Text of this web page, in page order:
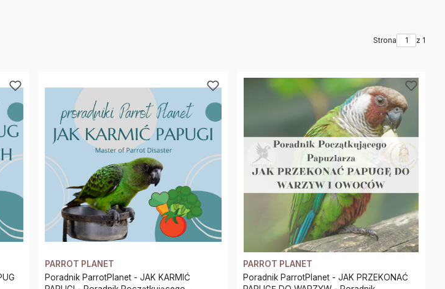
Strona z 1
PARROT PLANET
Poradnik ParrotPlanet - JAK KARMIĆ
PARROT PLANET
Poradnik ParrotPlanet - JAK PRZEKONAĆ